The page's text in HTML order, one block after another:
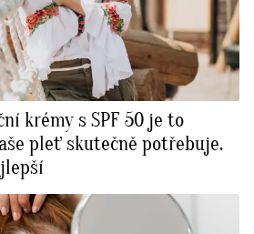
krémy s SPF 50 je to
pleť skutečně potřebuje.